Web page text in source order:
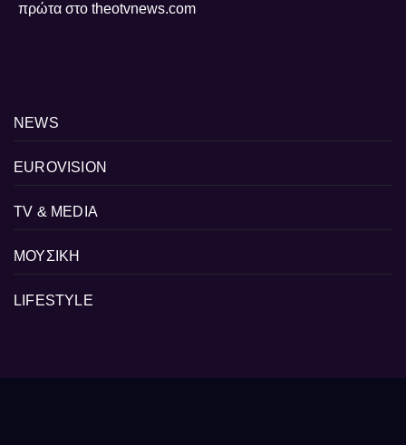
πρώτα στο theotvnews.com
NEWS
EUROVISION
TV & MEDIA
ΜΟΥΣΙΚΗ
LIFESTYLE